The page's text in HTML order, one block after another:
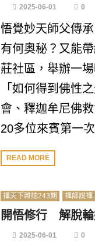
2025-06-01 0
悟覺妙天師父傳
有何奧秘？又能
莊社區，舉辦一
「如何得到佛性
會、釋迦牟尼佛
20多位來賓第一
READ MORE
禪天下雜誌243期 禪師說禪
開悟修行 解脫輪
2025-06-01 0